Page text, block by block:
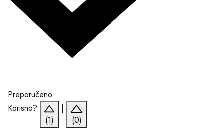
Preporučeno
Korisno?
(1)
|
(0)